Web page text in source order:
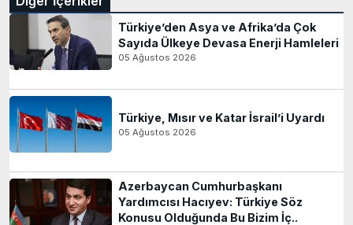
Türkiye’den Asya ve Afrika’da Çok
Sayıda Ülkeye Devasa Enerji Hamleleri
05 Ağustos 2026
Türkiye, Mısır ve Katar İsrail’i Uyardı
05 Ağustos 2026
Azerbaycan Cumhurbaşkanı
Yardımcısı Hacıyev: Türkiye Söz
Konusu Olduğunda Bu Bizim İç..